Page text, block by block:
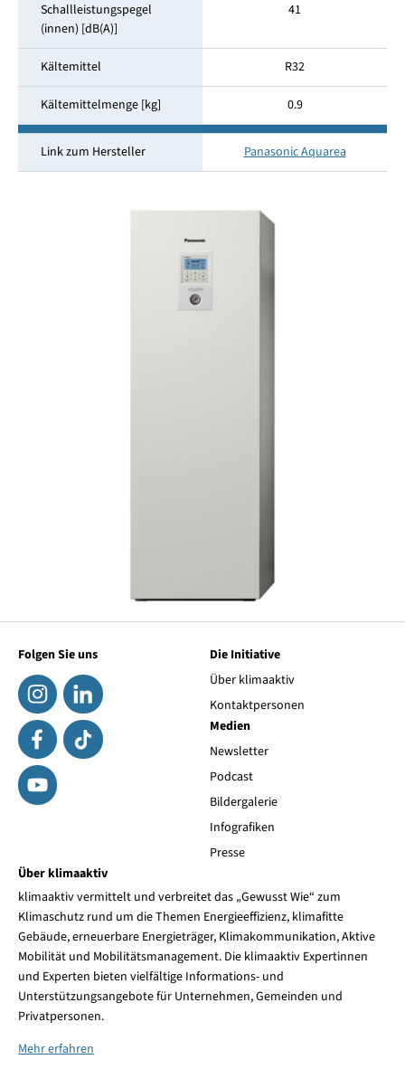
Schallleistungspegel
(innen) [dB(A)]
41
Kältemittel R32
Kältemittelmenge [kg] 0.9
Link zum Hersteller Panasonic Aquarea
Folgen Sie uns
Die Initiative
Über klimaaktiv
Kontaktpersonen
Medien
Newsletter
Podcast
Bildergalerie
Infografiken
Presse
Über klimaaktiv
klimaaktiv vermittelt und verbreitet das „Gewusst Wie“ zum
Klimaschutz rund um die Themen Energieeffizienz, klimafitte
Gebäude, erneuerbare Energieträger, Klimakommunikation, Aktive
Mobilität und Mobilitätsmanagement. Die klimaaktiv Expertinnen
und Experten bieten vielfältige Informations- und
Unterstützungsangebote für Unternehmen, Gemeinden und
Privatpersonen.
Mehr erfahren